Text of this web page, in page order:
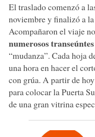
El traslado comenzó a
noviembre y finalizó a
Acompañaron el viaje
numerosos transeúntes
“mudanza”. Cada hoja
una hora en hacer el
con grúa. A partir de
para colocar la Puerta
de una gran vitrina